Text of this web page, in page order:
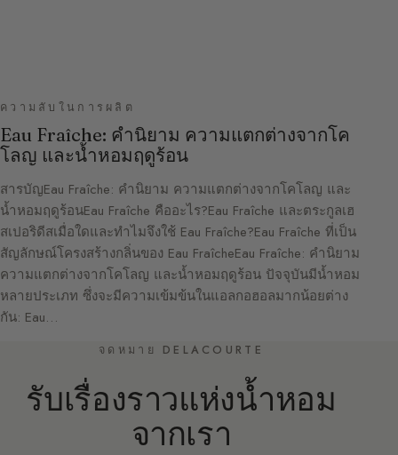
ความลับในการผลิต
Eau Fraîche: คำนิยาม ความแตกต่างจากโค
โลญ และน้ำหอมฤดูร้อน
สารบัญEau Fraîche: คำนิยาม ความแตกต่างจากโคโลญ และ
น้ำหอมฤดูร้อนEau Fraîche คืออะไร?Eau Fraîche และตระกูลเฮ
สเปอริดีสเมื่อใดและทำไมจึงใช้ Eau Fraîche?Eau Fraîche ที่เป็น
สัญลักษณ์โครงสร้างกลิ่นของ Eau FraîcheEau Fraîche: คำนิยาม
ความแตกต่างจากโคโลญ และน้ำหอมฤดูร้อน ปัจจุบันมีน้ำหอม
หลายประเภท ซึ่งจะมีความเข้มข้นในแอลกอฮอลมากน้อยต่าง
กัน: Eau…
จดหมาย DELACOURTE
รับเรื่องราวแห่งน้ำหอม
จากเรา